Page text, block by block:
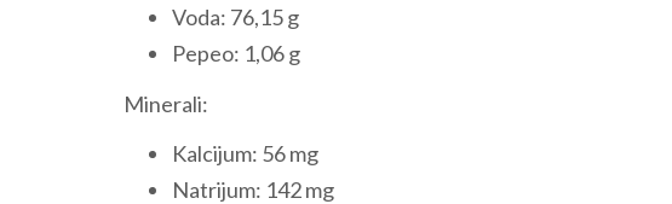
Voda: 76,15 g
Pepeo: 1,06 g
Minerali:
Kalcijum: 56 mg
Natrijum: 142 mg